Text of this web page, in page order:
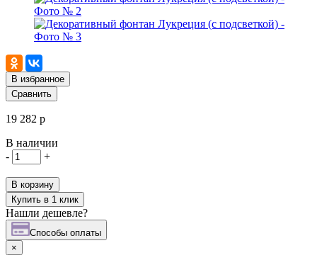
В избранное
Сравнить
19 282 р
В наличии
-
+
В корзину
Купить в 1 клик
Нашли дешевле?
Cпособы оплаты
×